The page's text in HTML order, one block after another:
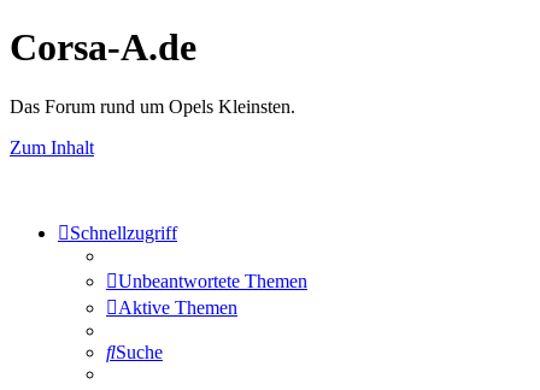
Corsa-A.de
Das Forum rund um Opels Kleinsten.
Zum Inhalt
Schnellzugriff
Unbeantwortete Themen
Aktive Themen
Suche